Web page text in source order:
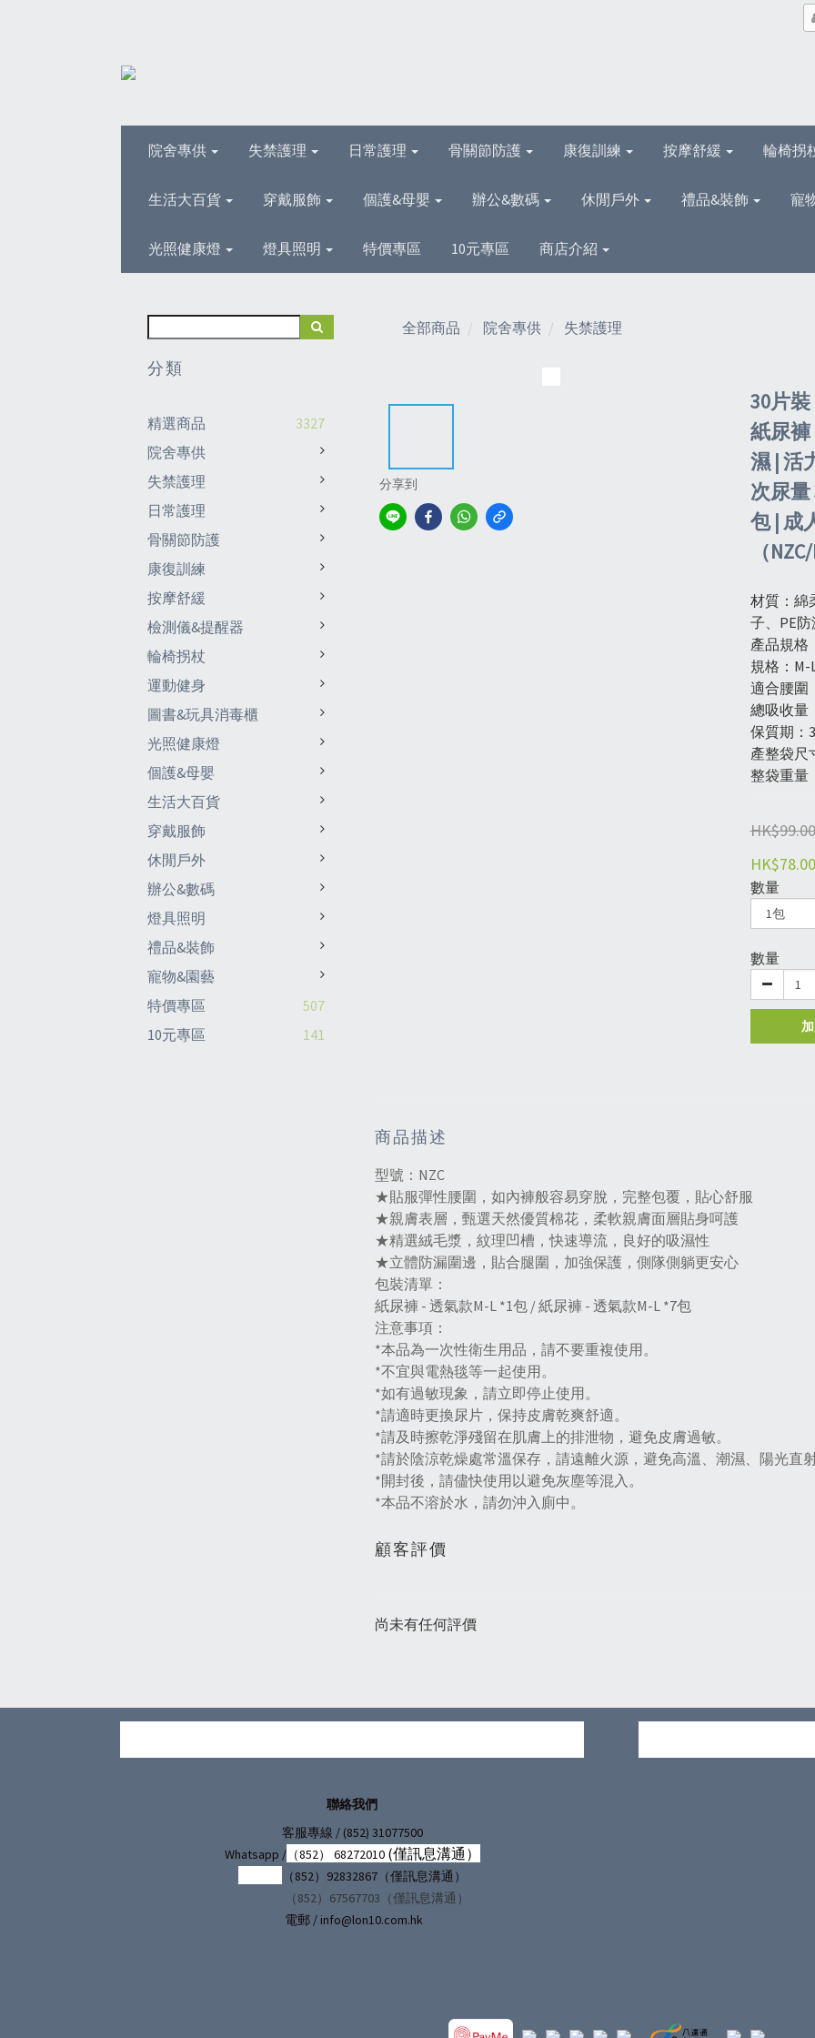
院舍專供 失禁護理 日常護理 骨關節防護 康復訓練 按摩舒緩 輪椅拐
生活大百貨 穿戴服飾 個護&母嬰 辦公&數碼 休閒戶外 禮品&裝飾 寵
光照健康燈 燈具照明 特價專區 10元專區 商店介紹
分類
精選商品
3327
院舍專供
失禁護理
日常護理
骨關節防護
康復訓練
按摩舒緩
檢測儀&提醒器
輪椅拐杖
運動健身
圖書&玩具消毒櫃
光照健康燈
個護&母嬰
生活大百貨
穿戴服飾
休閒戶外
辦公&數碼
燈具照明
禮品&裝飾
寵物&園藝
特價專區
507
10元專區
141
全部商品 院舍專供 失禁護理
分享到
30片
紙尿褲
濕 | 活
次尿量
包 | 成
（
材質：綿
子、PE
產品規格
規格：M-
適合腰圍
總吸收量
保質期：
產整袋尺
整袋重量
HK$99.00
HK$78.00
數量
數量
商品描述
型號：NZC
★貼服彈性腰圍，如內褲般容易穿脫，完整包覆，貼心舒服
★親膚表層，甄選天然優質棉花，柔軟親膚面層貼身呵護
★精選絨毛漿，紋理凹槽，快速導流，良好的吸濕性
★立體防漏圍邊，貼合腿圍，加強保護，側隊側躺更安心
包裝清單：
紙尿褲 - 透氣款M-L *1包 / 紙尿褲 - 透氣款M-L *7包
注意事項：
*本品為一次性衛生用品，請不要重複使用。
*不宜與電熱毯等一起使用。
*如有過敏現象，請立即停止使用。
*請適時更換尿片，保持皮膚乾爽舒適。
*請及時擦乾淨殘留在肌膚上的排泄物，避免皮膚過敏。
*請於陰涼乾燥處常溫保存，請遠離火源，避免高溫、潮濕、陽光直
*開封後，請儘快使用以避免灰塵等混入。
*本品不溶於水，請勿沖入廁中。
顧客評價
尚未有任何評價
聯絡我們
客服專線 / (852) 31077500
Whatsapp /（852） 68272010 (僅訊息溝通）
（852）92832867（僅訊息溝通）
（852）67567703（僅訊息溝通）
電郵 / info@lon10.com.hk